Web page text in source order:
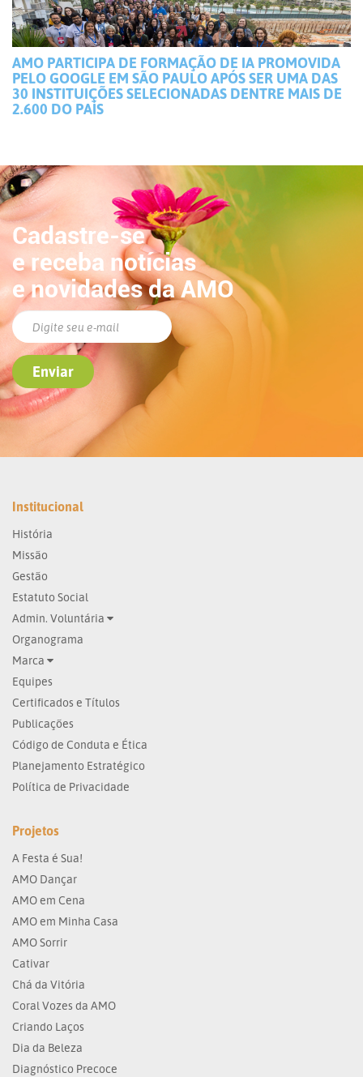
AMO PARTICIPA DE FORMAÇÃO DE IA PROMOVIDA
PELO GOOGLE EM SÃO PAULO APÓS SER UMA DAS
30 INSTITUIÇÕES SELECIONADAS DENTRE MAIS DE
2.600 DO PAÍS
Cadastre-se
e receba notícias
e novidades da AMO
Institucional
História
Missão
Gestão
Estatuto Social
Admin. Voluntária
Organograma
Marca
Equipes
Certificados e Títulos
Publicações
Código de Conduta e Ética
Planejamento Estratégico
Política de Privacidade
Projetos
A Festa é Sua!
AMO Dançar
AMO em Cena
AMO em Minha Casa
AMO Sorrir
Cativar
Chá da Vitória
Coral Vozes da AMO
Criando Laços
Dia da Beleza
Diagnóstico Precoce